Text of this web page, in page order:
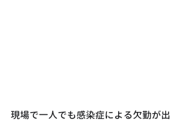
現場で一人でも感染症による欠勤が出